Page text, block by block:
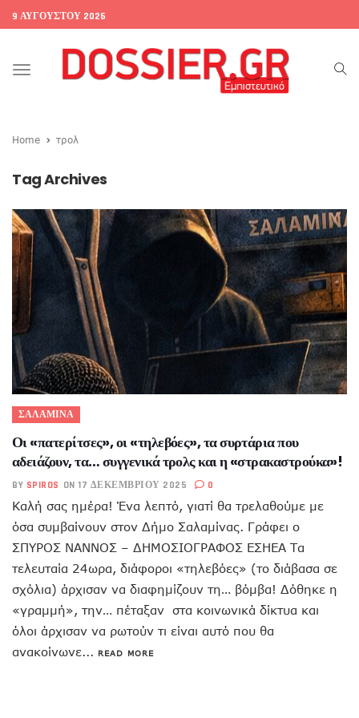
9 ΑΥΓΟΎΣΤΟΥ 2026
Toggle
Home τρολ
Tag Archives
ΣΑΛΑΜΙΝΑ
Οι «πατερίτσες», οι «τηλεβόες», τα συρτάρια που
αδειάζουν, τα… συγγενικά τρολς και η «στρακαστρούκα»!
BY SPIROS ON 17 ΔΕΚΕΜΒΡΊΟΥ 2025 0
Καλή σας ημέρα! Ένα λεπτό, γιατί θα τρελαθούμε με
όσα συμβαίνουν στον Δήμο Σαλαμίνας. Γράφει ο
ΣΠΥΡΟΣ ΝΑΝΝΟΣ – ΔΗΜΟΣΙΟΓΡΑΦΟΣ ΕΣΗΕΑ Τα
τελευταία 24ωρα, διάφοροι «τηλεβόες» (το διάβασα σε
σχόλια) άρχισαν να διαφημίζουν τη… βόμβα! Δόθηκε η
«γραμμή», την… πέταξαν στα κοινωνικά δίκτυα και
όλοι άρχισαν να ρωτούν τι είναι αυτό που θα
ανακοίνωνε... READ MORE